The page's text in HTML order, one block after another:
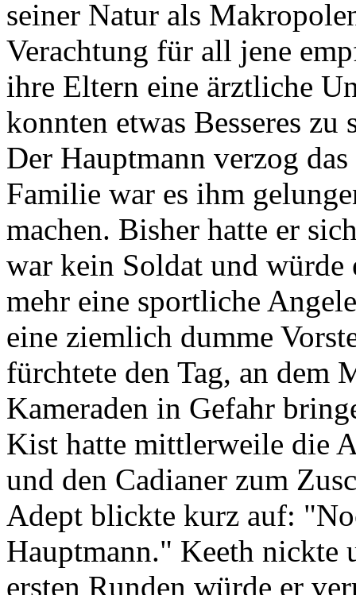
seiner Natur als
Verachtung für all jene
ihre Eltern eine ärztliche
konnten etwas Besseres zu
Der Hauptmann verzog
Familie war es ihm
machen. Bisher hatte er
war kein Soldat und
mehr eine sportliche
eine ziemlich dumme
fürchtete den Tag, an dem
Kameraden in Gefahr
Kist hatte mittlerweile die
und den Cadianer zum
Adept blickte kurz auf:
Hauptmann." Keeth nickte
ersten Runden würde er